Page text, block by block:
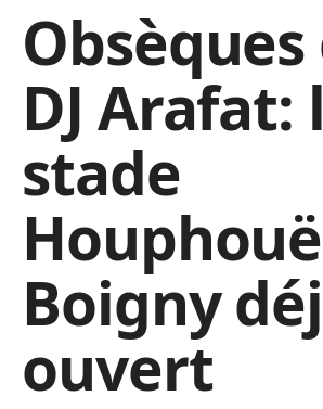
Obsèques
DJ Arafat:
stade
Boigny
ouvert